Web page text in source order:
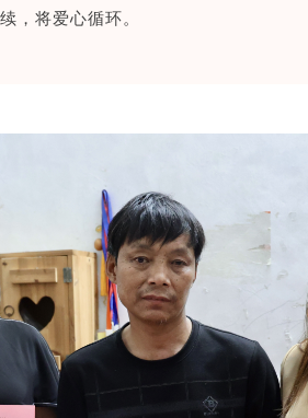
，将爱心循环。